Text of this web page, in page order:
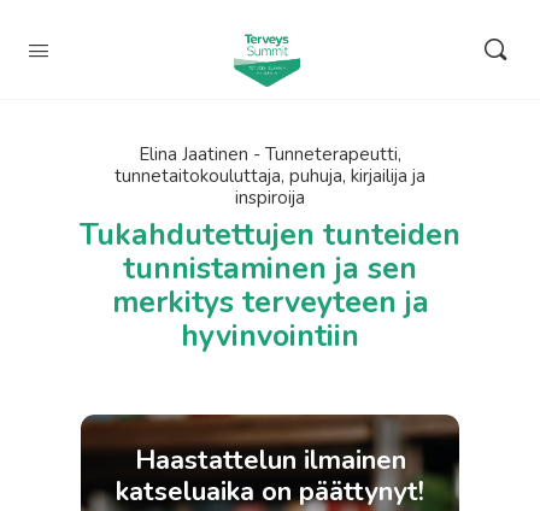
Elina Jaatinen - Tunneterapeutti,
tunnetaitokouluttaja, puhuja, kirjailija ja
inspiroija
Tukahdutettujen tunteiden
tunnistaminen ja sen
merkitys terveyteen ja
hyvinvointiin
Haastattelun ilmainen
katseluaika on päättynyt!